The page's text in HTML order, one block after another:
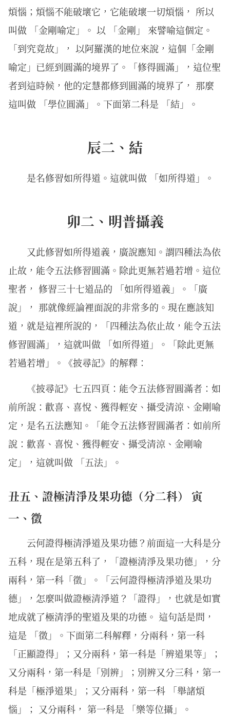
煩惱；煩惱不能破壞它，它能破壞一切煩惱， 所以
叫做 「金剛喻定」。 以 「金剛」 來譬喻這個定。
「到究竟故」， 以阿羅漢的地位來說，這個「金剛
喻定」已經到圓滿的境界了。「修得圓滿」，這位聖
者到這時候，他的定慧都修到圓滿的境界了， 那麼
這叫做 「學位圓滿」。下面第二科是 「結」。
辰二、結
是名修習如所得道。這就叫做 「如所得道」。
卯二、明普攝義
又此修習如所得道義，廣說應知。謂四種法為依
止故，能令五法修習圓滿。除此更無若過若增。這位
聖者， 修習三十七道品的 「如所得道義」。「廣
說」， 那就像經論裡面說的非常多的。現在應該知
道，就是這裡所說的，「四種法為依止故，能令五法
修習圓滿」，這就叫做 「如所得道」。「除此更無
若過若增」。《披尋記》的解釋：
《披尋記》七五四頁：能令五法修習圓滿者：如
前所說：歡喜、喜悅、獲得輕安、攝受清涼、金剛喻
定，是名五法應知。「能令五法修習圓滿者：如前所
說：歡喜、喜悅、獲得輕安、攝受清涼、金剛喻
定」，這就叫做 「五法」。
丑五、證極清淨及果功德（分二科） 寅
一、徵
云何證得極清淨道及果功德？前面這一大科是分
五科，現在是第五科了，「證極清淨及果功德」，分
兩科，第一科「徵」。「云何證得極清淨道及果功
德」，怎麼叫做證極清淨道？「證得」，也就是如實
地成就了極清淨的聖道及果的功德。 這句話是問，
這是 「徵」。下面第二科解釋，分兩科，第一科
「正顯證得」；又分兩科，第一科是「辨道果等」；
又分兩科，第一科是「別辨」；別辨又分三科，第一
科是「極淨道果」；又分兩科，第一科 「舉諸煩
惱」； 又分兩科， 第一科是 「樂等位攝」。